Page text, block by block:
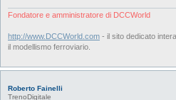
Fondatore e amministratore di DCCWorld
http://www.DCCWorld.com - il sito dedicato
il modellismo ferroviario.
Roberto Fainelli
TrenoDigitale